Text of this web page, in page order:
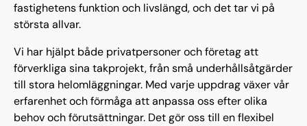
fastighetens funktion och livslängd, och det tar vi på
största allvar.
Vi har hjälpt både privatpersoner och företag att
förverkliga sina takprojekt, från små underhållsåtgärder
till stora helomläggningar. Med varje uppdrag växer vår
erfarenhet och förmåga att anpassa oss efter olika
behov och förutsättningar. Det gör oss till en flexibel